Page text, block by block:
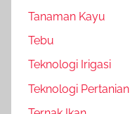
Tanaman Kayu
Tebu
Teknologi Irigasi
Teknologi Pertanian